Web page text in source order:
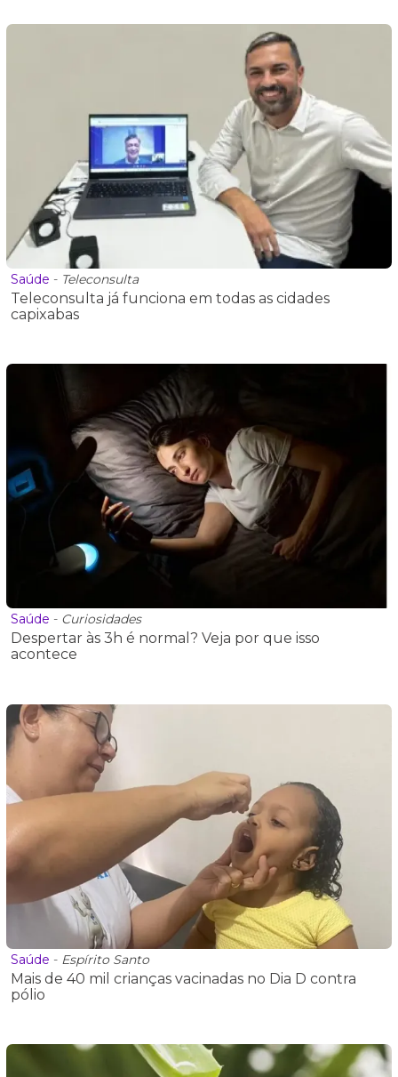
Saúde - Teleconsulta
Teleconsulta já funciona em todas as cidades
capixabas
Saúde - Curiosidades
Despertar às 3h é normal? Veja por que isso
acontece
Saúde - Espírito Santo
Mais de 40 mil crianças vacinadas no Dia D contra
pólio